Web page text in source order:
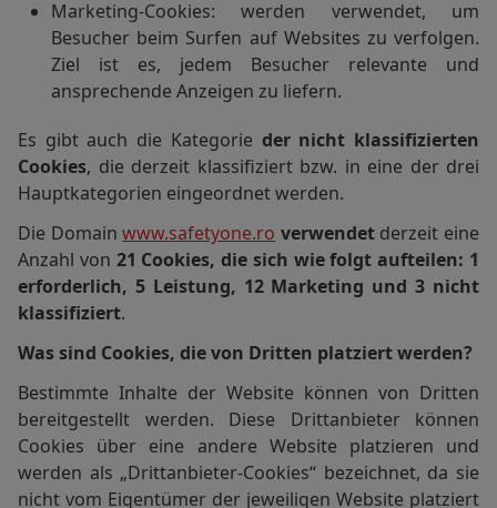
Marketing-Cookies: werden verwendet, um
Besucher beim Surfen auf Websites zu verfolgen.
Ziel ist es, jedem Besucher relevante und
ansprechende Anzeigen zu liefern.
Es gibt auch die Kategorie der nicht klassifizierten
Cookies, die derzeit klassifiziert bzw. in eine der drei
Hauptkategorien eingeordnet werden.
Die Domainwww.safetyone.ro verwendet derzeit eine
Anzahl von 21 Cookies, die sich wie folgt aufteilen: 1
erforderlich, 5 Leistung, 12 Marketing und 3 nicht
klassifiziert.
Was sind Cookies, die von Dritten platziert werden?
Bestimmte Inhalte der Website können von Dritten
bereitgestellt werden. Diese Drittanbieter können
Cookies über eine andere Website platzieren und
werden als „Drittanbieter-Cookies“ bezeichnet, da sie
nicht vom Eigentümer der jeweiligen Website platziert